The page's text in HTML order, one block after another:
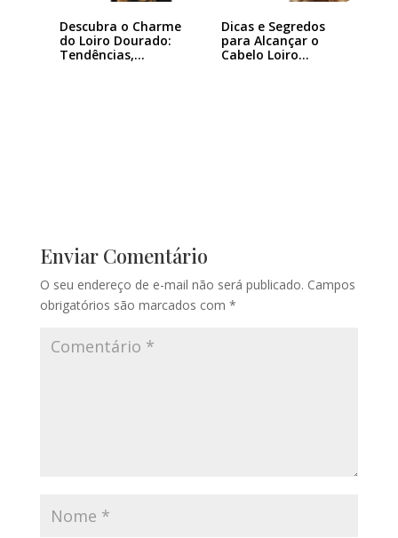
Descubra o Charme
do Loiro Dourado:
Tendências,…
Dicas e Segredos
para Alcançar o
Cabelo Loiro…
Enviar Comentário
O seu endereço de e-mail não será publicado. Campos
obrigatórios são marcados com *